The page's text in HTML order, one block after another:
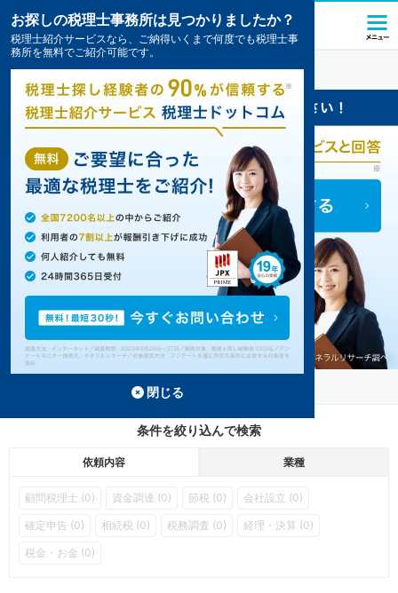
壱岐の税理士・会計事務所の一覧5件掲載中
壱岐の事務所が5件見つかりました。
条件を絞り込んで検索
依頼内容 業種
顧問税理士 (0) 資金調達 (0) 節税 (0) 会社設立 (0)
確定申告 (0) 相続税 (0) 税務調査 (0) 経理・決算 (0)
税金・お金 (0)
お探しの税理士事務所は見つかりましたか？
税理士紹介サービスなら、ご納得いくまで何度でも税理士事
務所を無料でご紹介可能です。
閉じる